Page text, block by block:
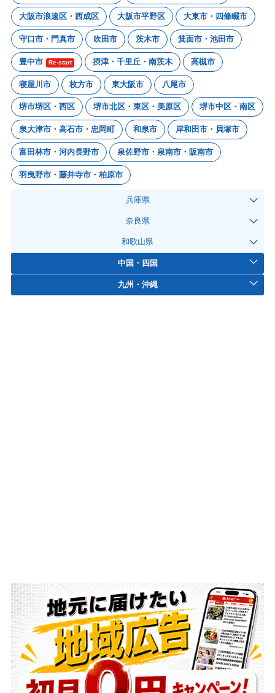
大阪市浪速区・西成区 大阪市平野区 大東市・四條畷市
守口市・門真市 吹田市 茨木市 箕面市・池田市
豊中市 Re-start 摂津・千里丘・南茨木 高槻市
寝屋川市 枚方市 東大阪市 八尾市
堺市堺区・西区 堺市北区・東区・美原区 堺市中区・南区
泉大津市・高石市・忠岡町 和泉市 岸和田市・貝塚市
富田林市・河内長野市 泉佐野市・泉南市・阪南市
羽曳野市・藤井寺市・柏原市
兵庫県
奈良県
和歌山県
中国・四国
九州・沖縄